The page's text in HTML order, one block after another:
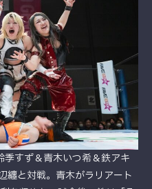
すず＆青木いつ希＆鉄アキ
纏と対戦。青木がラリアート